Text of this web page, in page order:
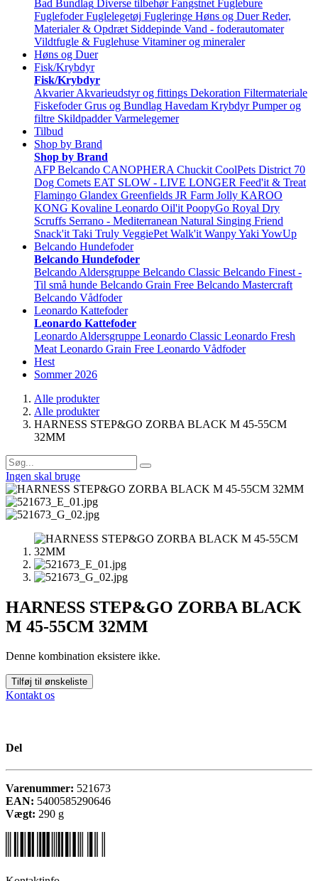
Bad Bundlag Diverse tilbehør Fangstnet Fuglebure
Fuglefoder Fuglelegetøj Fugleringe Høns og Duer Reder,
Materialer & Opdræt Siddepinde Vand - foderautomater
Vildtfugle & Fuglehuse Vitaminer og mineraler
Høns og Duer
Fisk/Krybdyr
Fisk/Krybdyr
Akvarier Akvarieudstyr og fittings Dekoration Filtermateriale
Fiskefoder Grus og Bundlag Havedam Krybdyr Pumper og
filtre Skildpadder Varmelegemer
Tilbud
Shop by Brand
Shop by Brand
AFP Belcando CANOPHERA Chuckit CoolPets District 70
Dog Comets EAT SLOW - LIVE LONGER Feed'it & Treat
Flamingo Glandex Greenfields JR Farm Jolly KAROO
KONG Kovaline Leonardo Oil'it PoopyGo Royal Dry
Scruffs Serrano - Mediterranean Natural Singing Friend
Snack'it Taki Truly VeggiePet Walk'it WanpyYaki YowUp
Belcando Hundefoder
Belcando Hundefoder
Belcando Aldersgruppe Belcando Classic Belcando Finest -
Til små hunde Belcando Grain Free Belcando Mastercraft
Belcando Vådfoder
Leonardo Kattefoder
Leonardo Kattefoder
Leonardo Aldersgruppe Leonardo Classic Leonardo Fresh
Meat Leonardo Grain Free Leonardo Vådfoder
Hest
Sommer 2026
Alle produkter
Alle produkter
HARNESS STEP&GO ZORBA BLACK M 45-55CM
32MM
Ingen skal bruge
HARNESS STEP&GO ZORBA BLACK
M 45-55CM 32MM
Denne kombination eksistere ikke.
Tilføj til ønskeliste
Kontakt os
Del
Varenummer: 521673
EAN: 5400585290646
Vægt: 290 g